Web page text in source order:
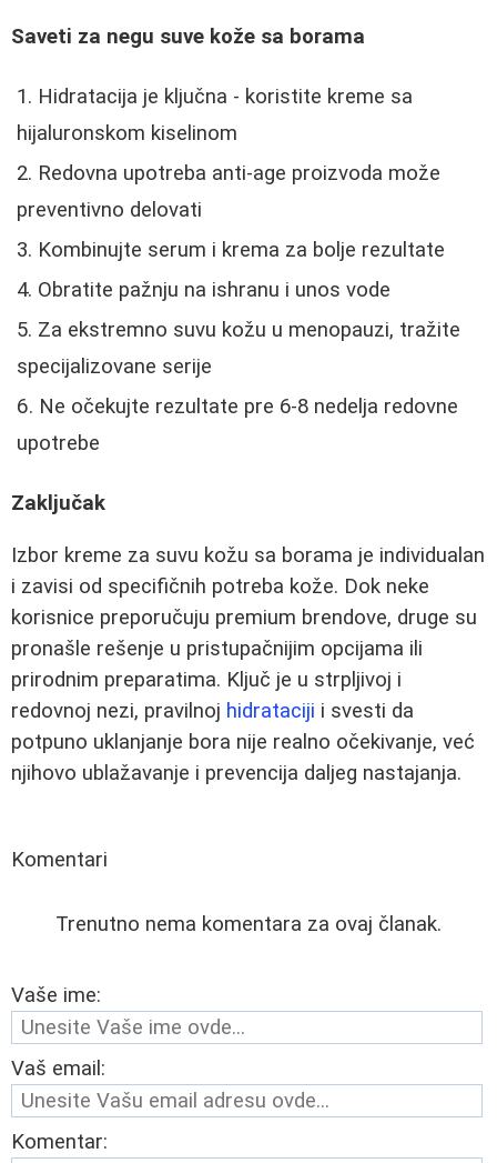
Saveti za negu suve kože sa borama
Hidratacija je ključna - koristite kreme sa
hijaluronskom kiselinom
Redovna upotreba anti-age proizvoda može
preventivno delovati
Kombinujte serum i krema za bolje rezultate
Obratite pažnju na ishranu i unos vode
Za ekstremno suvu kožu u menopauzi, tražite
specijalizovane serije
Ne očekujte rezultate pre 6-8 nedelja redovne
upotrebe
Zaključak
Izbor kreme za suvu kožu sa borama je individualan
i zavisi od specifičnih potreba kože. Dok neke
korisnice preporučuju premium brendove, druge su
pronašle rešenje u pristupačnijim opcijama ili
prirodnim preparatima. Ključ je u strpljivoj i
redovnoj nezi, pravilnoj hidrataciji i svesti da
potpuno uklanjanje bora nije realno očekivanje, već
njihovo ublažavanje i prevencija daljeg nastajanja.
Komentari
Trenutno nema komentara za ovaj članak.
Vaše ime:
Vaš email:
Komentar: